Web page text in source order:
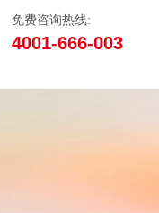
免费咨询热线:
4001-666-003